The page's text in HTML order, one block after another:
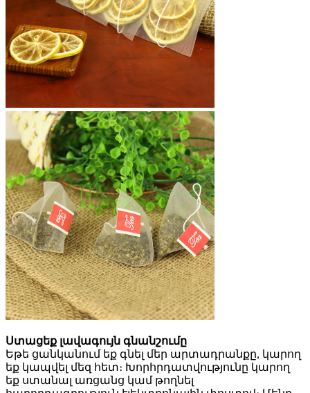
Ստացեք լավագույն գնանշումը
Եթե ​​ցանկանում եք գնել մեր արտադրանքը, կարող
եք կապվել մեզ հետ։ Խորհրդատվությունը կարող
եք ստանալ առցանց կամ թողնել